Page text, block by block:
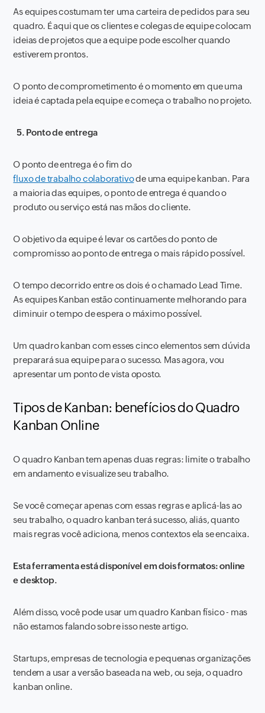
As equipes costumam ter uma carteira de pedidos para seu
quadro. É aqui que os clientes e colegas de equipe colocam
ideias de projetos que a equipe pode escolher quando
estiverem prontos.
O ponto de comprometimento é o momento em que uma
ideia é captada pela equipe e começa o trabalho no projeto.
5. Ponto de entrega
O ponto de entrega é o fim do
fluxo de trabalho colaborativode uma equipe kanban. Para
a maioria das equipes, o ponto de entrega é quando o
produto ou serviço está nas mãos do cliente.
O objetivo da equipe é levar os cartões do ponto de
compromisso ao ponto de entrega o mais rápido possível.
O tempo decorrido entre os dois é o chamado Lead Time.
As equipes Kanban estão continuamente melhorando para
diminuir o tempo de espera o máximo possível.
Um quadro kanban com esses cinco elementos sem dúvida
preparará sua equipe para o sucesso. Mas agora, vou
apresentar um ponto de vista oposto.
Tipos de Kanban: benefícios do Quadro
Kanban Online
O quadro Kanban tem apenas duas regras: limite o trabalho
em andamento e visualize seu trabalho.
Se você começar apenas com essas regras e aplicá-las ao
seu trabalho, o quadro kanban terá sucesso, aliás, quanto
mais regras você adiciona, menos contextos ela se encaixa.
Esta ferramenta está disponível em dois formatos: online
e desktop.
Além disso, você pode usar um quadro Kanban físico - mas
não estamos falando sobre isso neste artigo.
Startups, empresas de tecnologia e pequenas organizações
tendem a usar a versão baseada na web, ou seja, o quadro
kanban online.